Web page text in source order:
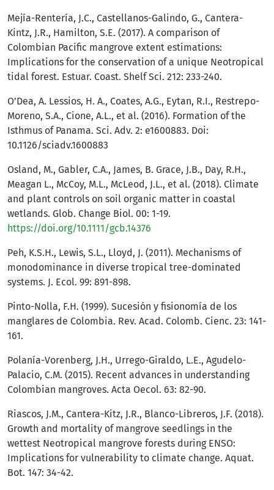
Mejía-Rentería, J.C., Castellanos-Galindo, G., Cantera-
Kintz, J.R., Hamilton, S.E. (2017). A comparison of
Colombian Pacific mangrove extent estimations:
Implications for the conservation of a unique Neotropical
tidal forest. Estuar. Coast. Shelf Sci. 212: 233-240.
O’Dea, A. Lessios, H. A., Coates, A.G., Eytan, R.I., Restrepo-
Moreno, S.A., Cione, A.L., et al. (2016). Formation of the
Isthmus of Panama. Sci. Adv. 2: e1600883. Doi:
10.1126/sciadv.1600883
Osland, M., Gabler, C.A., James, B. Grace, J.B., Day, R.H.,
Meagan L., McCoy, M.L., McLeod, J.L., et al. (2018). Climate
and plant controls on soil organic matter in coastal
wetlands. Glob. Change Biol. 00: 1-19.
https://doi.org/10.1111/gcb.14376
Peh, K.S.H., Lewis, S.L., Lloyd, J. (2011). Mechanisms of
monodominance in diverse tropical tree-dominated
systems. J. Ecol. 99: 891-898.
Pinto-Nolla, F.H. (1999). Sucesión y fisionomía de los
manglares de Colombia. Rev. Acad. Colomb. Cienc. 23: 141-
161.
Polanía-Vorenberg, J.H., Urrego-Giraldo, L.E., Agudelo-
Palacio, C.M. (2015). Recent advances in understanding
Colombian mangroves. Acta Oecol. 63: 82-90.
Riascos, J.M., Cantera-Kitz, J.R., Blanco-Libreros, J.F. (2018).
Growth and mortality of mangrove seedlings in the
wettest Neotropical mangrove forests during ENSO:
Implications for vulnerability to climate change. Aquat.
Bot. 147: 34-42.